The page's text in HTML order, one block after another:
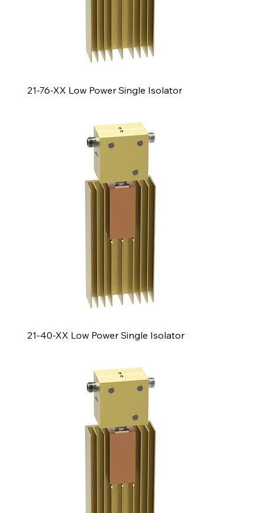
21-76-XX Low Power Single Isolator
21-40-XX Low Power Single Isolator